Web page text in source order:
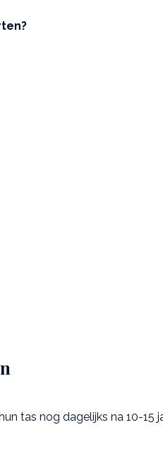
tas nog dagelijks na 10-